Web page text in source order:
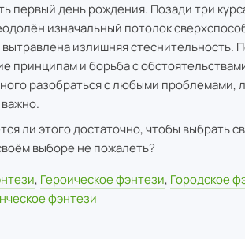
первый день рождения. Позади три
изначальный потолок
излишняя стеснительность.
принципам и борьба с
разобраться с любыми проблемами,
ли этого достаточно, чтобы выбрать
выборе не пожалеть?
, Героическое фэнтези, Городское
фэнтези